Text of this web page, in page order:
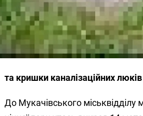
та кришки каналізаційних люків
До Мукачівського міськвідділу